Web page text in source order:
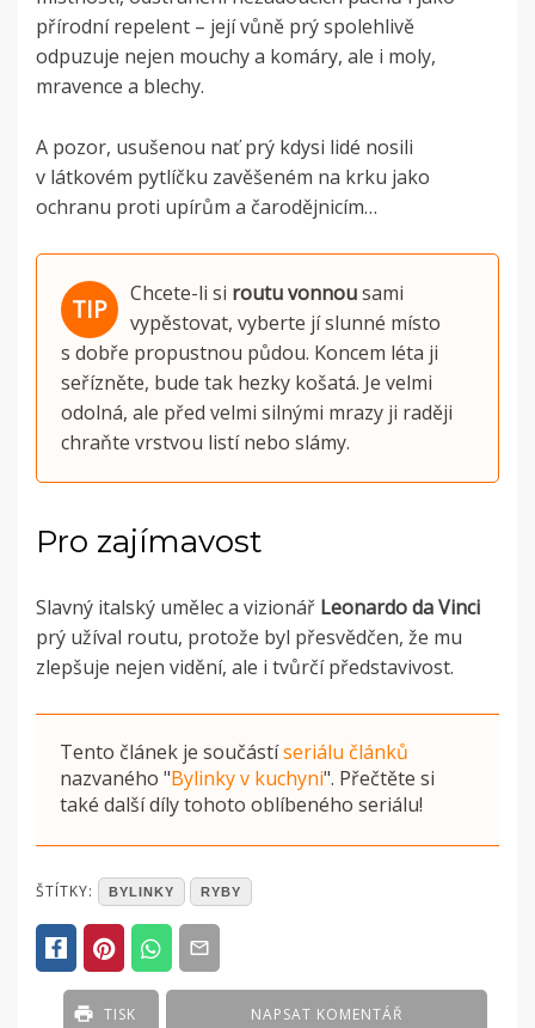
přírodní repelent – její vůně prý spolehlivě
odpuzuje nejen mouchy a komáry, ale i moly,
mravence a blechy.
A pozor, usušenou nať prý kdysi lidé nosili
v látkovém pytlíčku zavěšeném na krku jako
ochranu proti upírům a čarodějnicím…
Chcete-li si routu vonnousami
vypěstovat, vyberte jí slunné místo
s dobře propustnou půdou. Koncem léta ji
seřízněte, bude tak hezky košatá. Je velmi
odolná, ale před velmi silnými mrazy ji raději
chraňte vrstvou listí nebo slámy.
Pro zajímavost
Slavný italský umělec a vizionář Leonardo da Vinci
prý užíval routu, protože byl přesvědčen, že mu
zlepšuje nejen vidění, ale i tvůrčí představivost.
Tento článek je součástíseriálu článků
nazvaného "Bylinky v kuchyni". Přečtěte si
také další díly tohoto oblíbeného seriálu!
POSTED
ČLÁNKY
ŠTÍTKY: BYLINKY RYBY
NAPSAT KOMENTÁŘ
TISK